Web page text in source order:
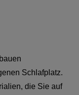
Schlafplatz.
die Sie auf